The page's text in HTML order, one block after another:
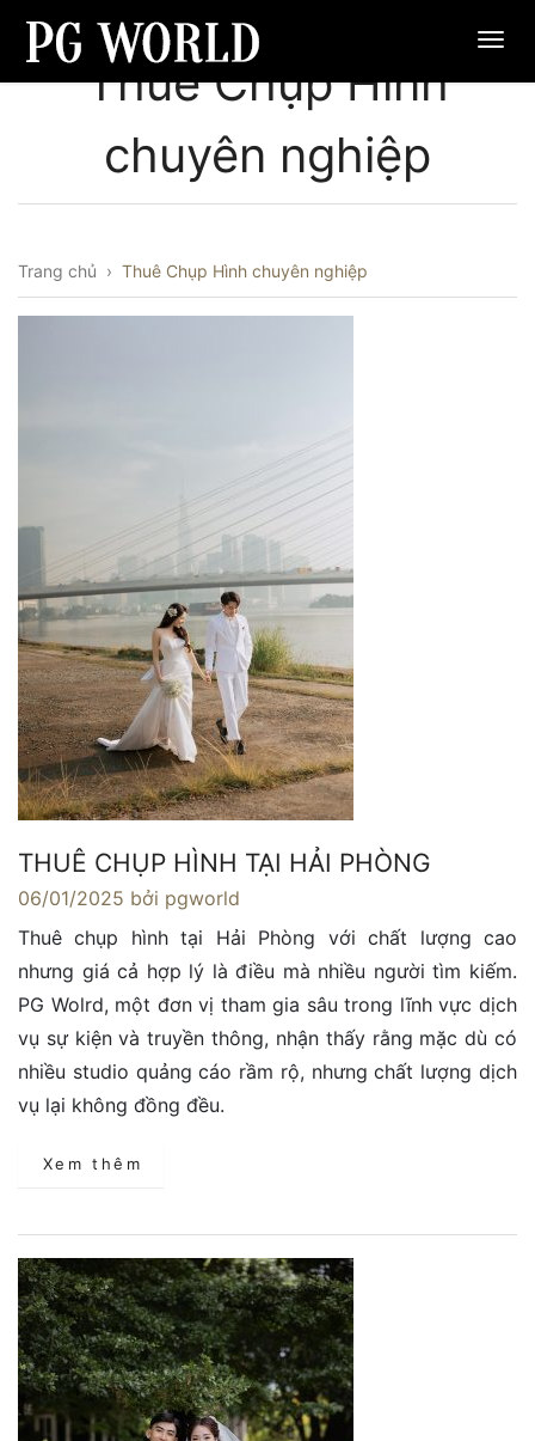
Thuê Chụp Hình
chuyên nghiệp
Trang chủ › Thuê Chụp Hình chuyên nghiệp
THUÊ CHỤP HÌNH TẠI HẢI PHÒNG
06/01/2025 bởi pgworld
Thuê chụp hình tại Hải Phòng với chất lượng cao
nhưng giá cả hợp lý là điều mà nhiều người tìm kiếm.
PG Wolrd, một đơn vị tham gia sâu trong lĩnh vực dịch
vụ sự kiện và truyền thông, nhận thấy rằng mặc dù có
nhiều studio quảng cáo rầm rộ, nhưng chất lượng dịch
vụ lại không đồng đều.
Xem thêm